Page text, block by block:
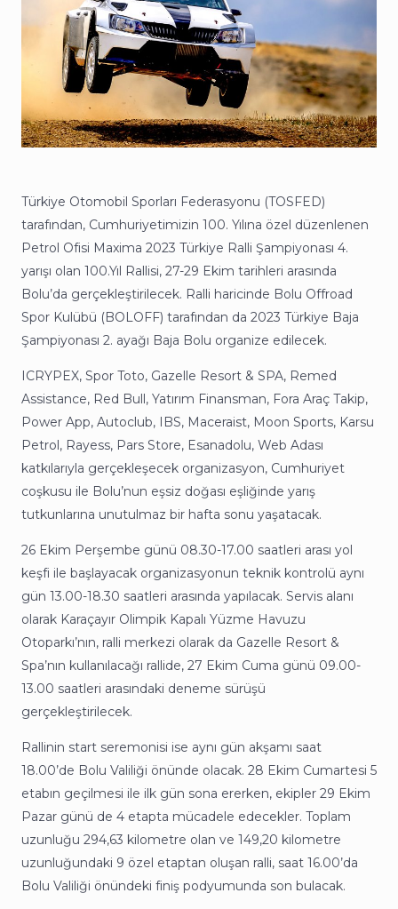
Türkiye Otomobil Sporları Federasyonu (TOSFED)
tarafından, Cumhuriyetimizin 100. Yılına özel düzenlenen
Petrol Ofisi Maxima 2023 Türkiye Ralli Şampiyonası 4.
yarışı olan 100.Yıl Rallisi, 27-29 Ekim tarihleri arasında
Bolu’da gerçekleştirilecek. Ralli haricinde Bolu Offroad
Spor Kulübü (BOLOFF) tarafından da 2023 Türkiye Baja
Şampiyonası 2. ayağı Baja Bolu organize edilecek.
ICRYPEX, Spor Toto, Gazelle Resort & SPA, Remed
Assistance, Red Bull, Yatırım Finansman, Fora Araç Takip,
Power App, Autoclub, IBS, Maceraist, Moon Sports, Karsu
Petrol, Rayess, Pars Store, Esanadolu, Web Adası
katkılarıyla gerçekleşecek organizasyon, Cumhuriyet
coşkusu ile Bolu’nun eşsiz doğası eşliğinde yarış
tutkunlarına unutulmaz bir hafta sonu yaşatacak.
26 Ekim Perşembe günü 08.30-17.00 saatleri arası yol
keşfi ile başlayacak organizasyonun teknik kontrolü aynı
gün 13.00-18.30 saatleri arasında yapılacak. Servis alanı
olarak Karaçayır Olimpik Kapalı Yüzme Havuzu
Otoparkı’nın, ralli merkezi olarak da Gazelle Resort &
Spa’nın kullanılacağı rallide, 27 Ekim Cuma günü 09.00-
13.00 saatleri arasındaki deneme sürüşü
gerçekleştirilecek.
Rallinin start seremonisi ise aynı gün akşamı saat
18.00’de Bolu Valiliği önünde olacak. 28 Ekim Cumartesi 5
etabın geçilmesi ile ilk gün sona ererken, ekipler 29 Ekim
Pazar günü de 4 etapta mücadele edecekler. Toplam
uzunluğu 294,63 kilometre olan ve 149,20 kilometre
uzunluğundaki 9 özel etaptan oluşan ralli, saat 16.00’da
Bolu Valiliği önündeki finiş podyumunda son bulacak.